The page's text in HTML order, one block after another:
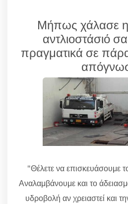
Μήπως χάλασε η
αντλιοστάσιό
πραγματικά σε
"Θέλετε να επισκευάσουμε
Αναλαμβάνουμε και το
υδροβολή αν χρειαστεί και